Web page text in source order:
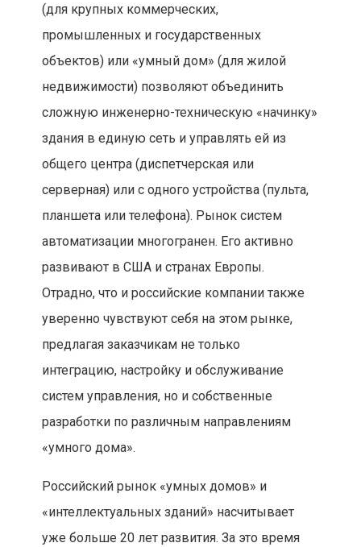
(для крупных коммерческих,
промышленных и государственных
объектов) или «умный дом» (для жилой
недвижимости) позволяют объединить
сложную инженерно-техническую «начинку»
здания в единую сеть и управлять ей из
общего центра (диспетчерская или
серверная) или с одного устройства (пульта,
планшета или телефона). Рынок систем
автоматизации многогранен. Его активно
развивают в США и странах Европы.
Отрадно, что и российские компании также
уверенно чувствуют себя на этом рынке,
предлагая заказчикам не только
интеграцию, настройку и обслуживание
систем управления, но и собственные
разработки по различным направлениям
«умного дома».
Российский рынок «умных домов» и
«интеллектуальных зданий» насчитывает
уже больше 20 лет развития. За это время